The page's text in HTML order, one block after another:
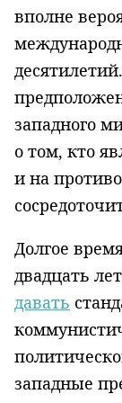
вполне
западного
о том, кто
и на
Долгое
двадцать
давать
западные